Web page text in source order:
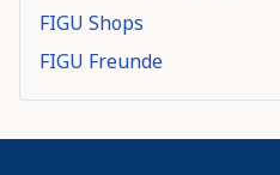
FIGU Shops
FIGU Freunde